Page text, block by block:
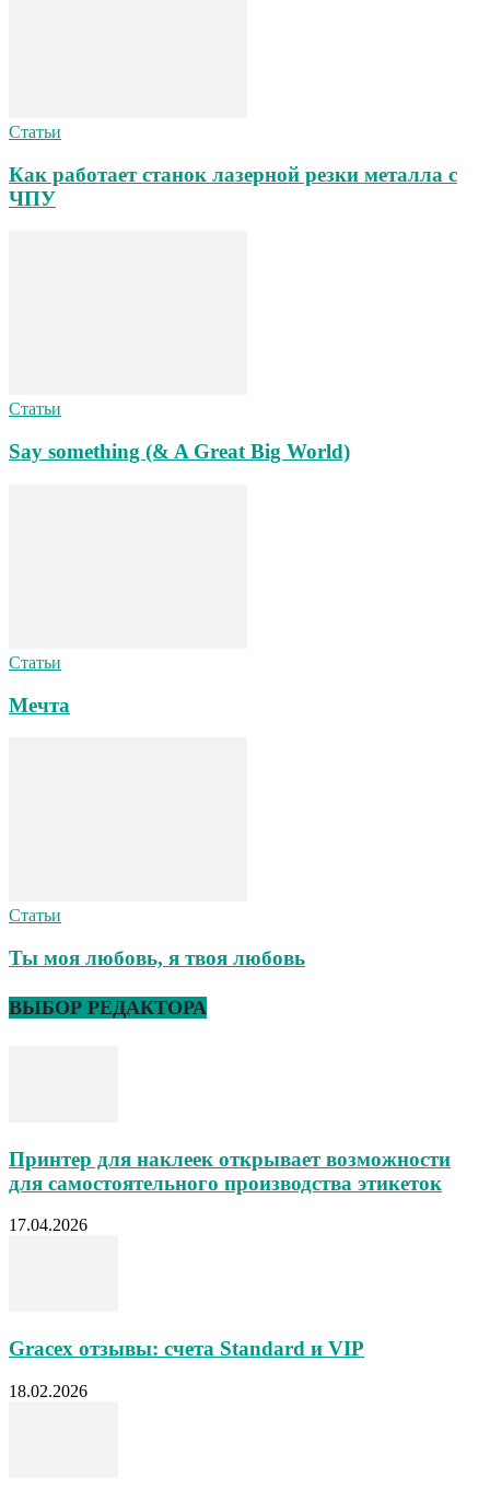
Статьи
Как работает станок лазерной резки металла с
ЧПУ
Статьи
Say something (& A Great Big World)
Статьи
Мечта
Статьи
Ты моя любовь, я твоя любовь
ВЫБОР РЕДАКТОРА
Принтер для наклеек открывает возможности
для самостоятельного производства этикеток
17.04.2026
Gracex отзывы: счета Standard и VIP
18.02.2026